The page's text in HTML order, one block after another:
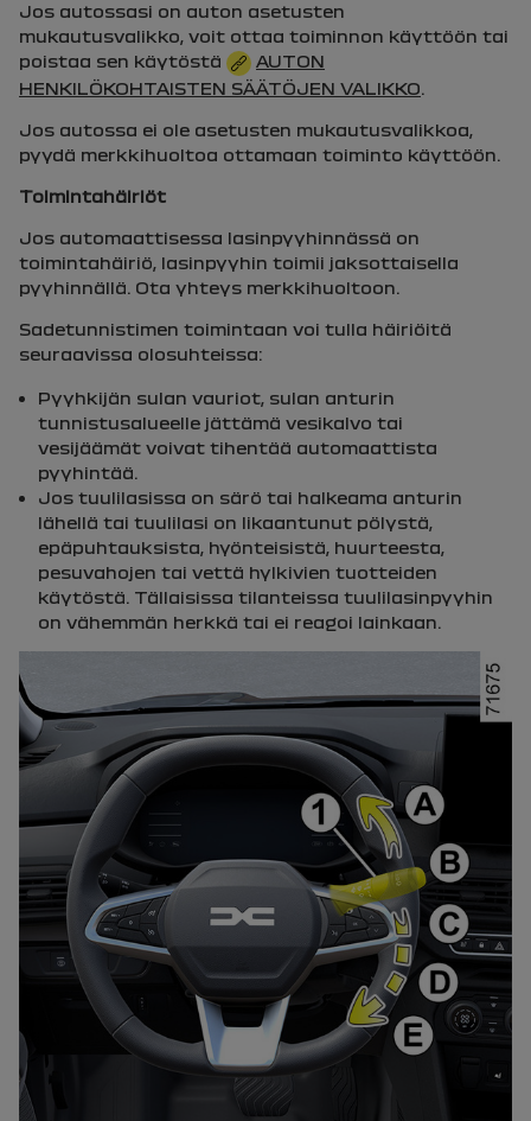
Jos autossasi on auton asetusten
mukautusvalikko, voit ottaa toiminnon käyttöön tai
poistaa sen käytöstä
AUTON
HENKILÖKOHTAISTEN SÄÄTÖJEN VALIKKO
Jos autossa ei ole asetusten mukautusvalikkoa,
pyydä merkkihuoltoa ottamaan toiminto käyttöön.
Toimintahäiriöt
Jos automaattisessa lasinpyyhinnässä on
toimintahäiriö, lasinpyyhin toimii jaksottaisella
pyyhinnällä. Ota yhteys merkkihuoltoon.
Sadetunnistimen toimintaan voi tulla häiriöitä
seuraavissa olosuhteissa:
Pyyhkijän sulan vauriot, sulan anturin
tunnistusalueelle jättämä vesikalvo tai
vesijäämät voivat tihentää automaattista
pyyhintää.
Jos tuulilasissa on särö tai halkeama anturin
lähellä tai tuulilasi on likaantunut pölystä,
epäpuhtauksista, hyönteisistä, huurteesta,
pesuvahojen tai vettä hylkivien tuotteiden
käytöstä. Tällaisissa tilanteissa tuulilasinpyyhin
on vähemmän herkkä tai ei reagoi lainkaan.